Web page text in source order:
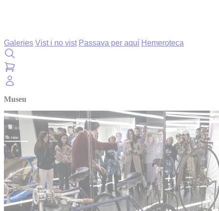
Galeries Vist i no vist Passava per aquí Hemeroteca
Museu